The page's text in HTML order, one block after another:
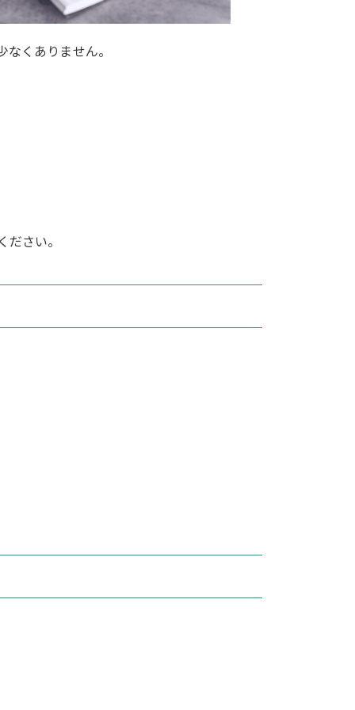
くありません。
さい。